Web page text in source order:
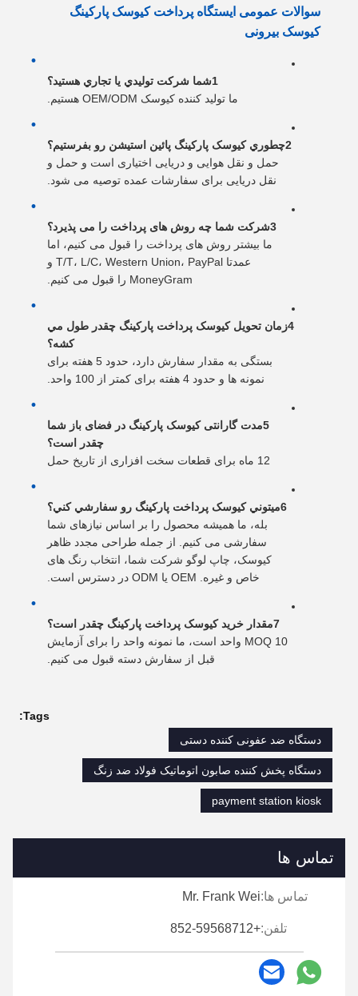
سوالات عمومی ایستگاه پرداخت کیوسک پارکینگ
کیوسک بیرونی
1شما شرکت توليدي يا تجاري هستيد؟
ما تولید کننده کیوسک OEM/ODM هستیم.
2چطوري کيوسک پارکينگ پائين استيشن رو بفرستيم؟
حمل و نقل هوایی و دریایی اختیاری است و حمل و
نقل دریایی برای سفارشات عمده توصیه می شود.
3شرکت شما چه روش های پرداخت را می پذیرد؟
ما بیشتر روش های پرداخت را قبول می کنیم، اما
عمدتا T/T، L/C، Western Union، PayPal و
MoneyGram را قبول می کنیم.
4زمان تحویل کيوسک پرداخت پارکينگ چقدر طول مي
کشه؟
بستگی به مقدار سفارش دارد، حدود 5 هفته برای
نمونه ها و حدود 4 هفته برای کمتر از 100 واحد.
5مدت گارانتی کیوسک پارکینگ در فضای باز شما
چقدر است؟
12 ماه برای قطعات سخت افزاری از تاریخ حمل
6ميتوني کيوسک پرداخت پارکينگ رو سفارشي کني؟
بله، ما همیشه محصول را بر اساس نیازهای شما
سفارشی می کنیم. از جمله طراحی مجدد ظاهر
کیوسک، چاپ لوگو شرکت شما، انتخاب رنگ های
خاص و غیره. OEM یا ODM در دسترس است.
7مقدار خرید کیوسک پرداخت پارکینگ چقدر است؟
MOQ 10 واحد است، ما نمونه واحد را برای آزمایش
قبل از سفارش دسته قبول می کنیم.
Tags:
دستگاه ضد عفونی کننده دستی
دستگاه پخش کننده صابون اتوماتیک فولاد ضد زنگ
payment station kiosk
تماس ها
تماس ها:Mr. Frank Wei
تلفن:+852-59568712